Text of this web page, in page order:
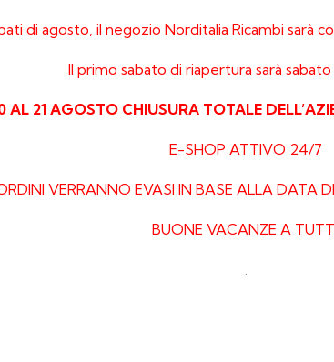
di agosto, il negozio Norditalia Ricambi sarà
Il primo sabato di riapertura sarà
AL 21 AGOSTO CHIUSURA TOTALE
E-SHOP ATTIVO 24/7
VERRANNO EVASI IN BASE ALLA DATA
BUONE VACANZE A
.